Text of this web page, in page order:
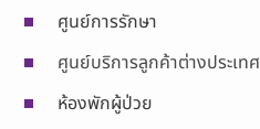
ศูนย์การรักษา
ศูนย์บริการลูกค้าต่างประเทศ
ห้องพักผู้ป่วย